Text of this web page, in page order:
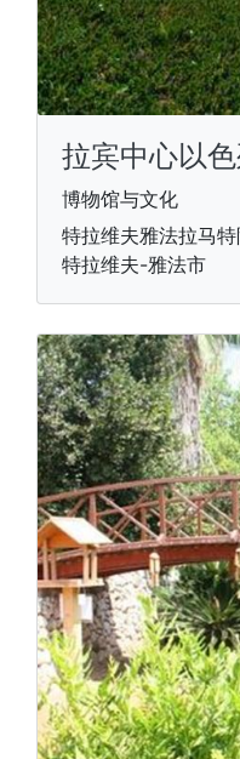
拉宾中心以
博物馆与文化
特拉维夫雅法拉马
特拉维夫-雅法市